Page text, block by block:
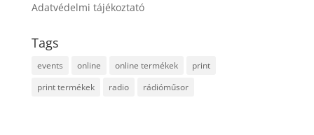
Adatvédelmi tájékoztató
Tags
events online online termékek
print
print termékek
radio rádióműsor